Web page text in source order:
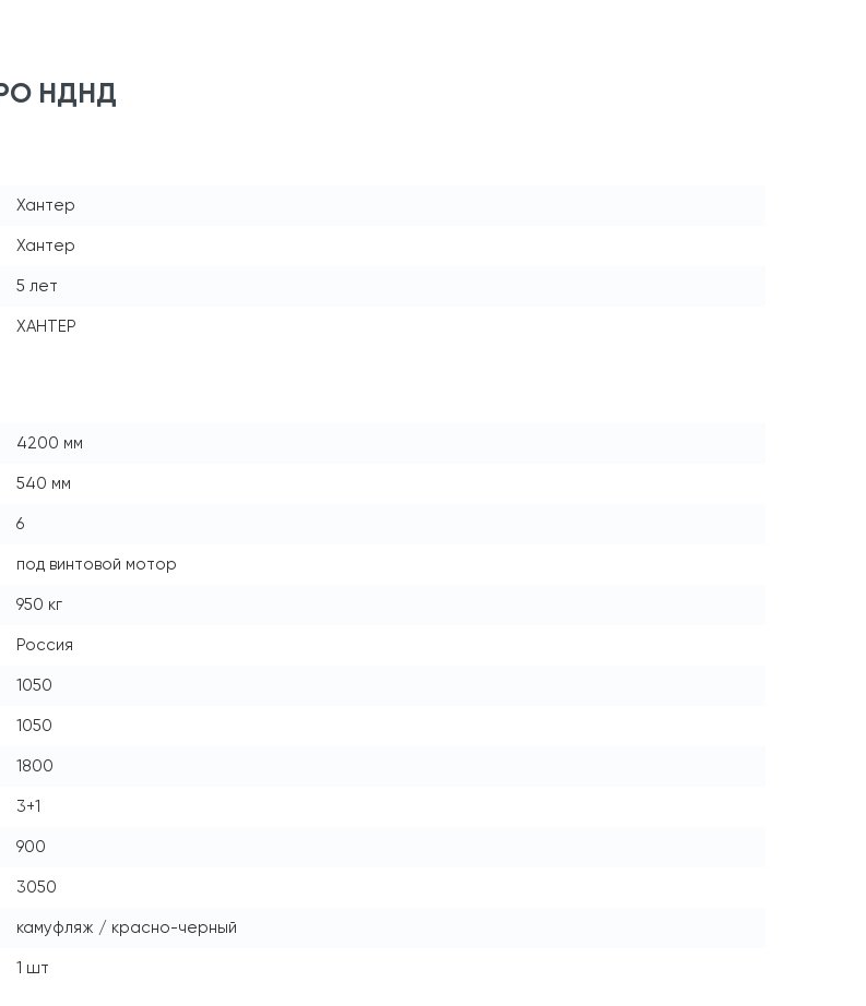
НДНД
Хантер
Хантер
5 лет
ХАНТЕР
4200 мм
540 мм
6
под винтовой мотор
950 кг
Россия
1050
1050
1800
3+1
900
3050
камуфляж / красно-черный
1 шт